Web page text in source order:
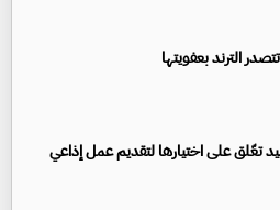
الترند بعفويتها
تعّلق على اختيارها لتقديم عمل إذاعي